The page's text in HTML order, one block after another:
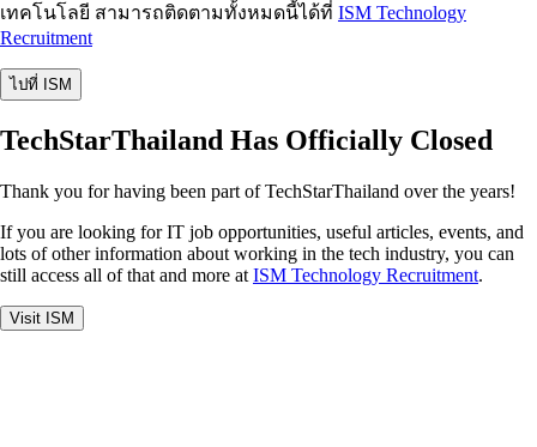
เทคโนโลยี สามารถติดตามทั้งหมดนี้ได้ที่ ISM Technology
Recruitment
ไปที่ ISM
TechStarThailand Has Officially Closed
Thank you for having been part of TechStarThailand over the years!
If you are looking for IT job opportunities, useful articles, events, and
lots of other information about working in the tech industry, you can
still access all of that and more at ISM Technology Recruitment.
Visit ISM